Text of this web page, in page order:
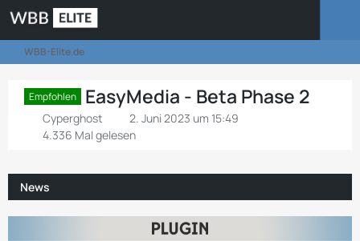
WBB-Elite.de
Empfohlen EasyMedia - Beta Phase 2
Cyperghost
2. Juni 2023 um 15:49
4.336 Mal gelesen
News